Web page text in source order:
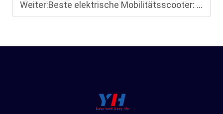
Weiter:Beste elektrische Mobilitätsscooter: Geeignet für zu Hause, im Freien und auf Reisen